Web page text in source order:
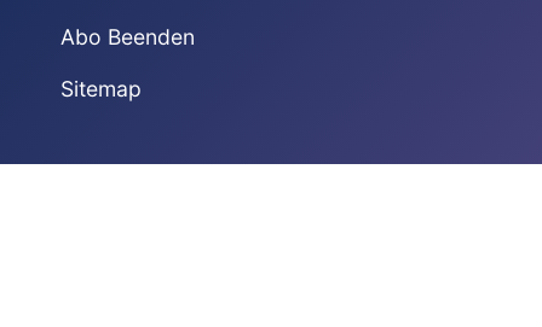
Abo Beenden
Sitemap